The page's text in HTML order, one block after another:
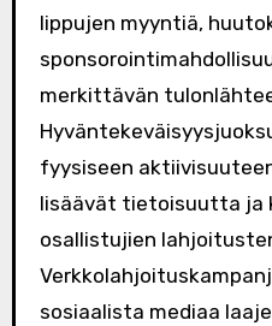
lippujen myyntiä,
merkittävän
fyysiseen
lisäävät tietoisuutta ja
osallistujien
sosiaalista mediaa